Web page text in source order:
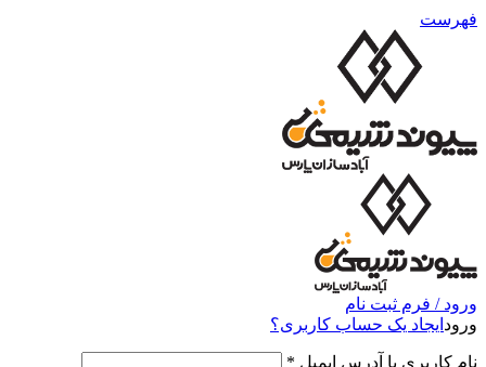
فهرست
ورود / فرم ثبت نام
ورود ایجاد یک حساب کاربری؟
نام کاربری یا آدرس ایمیل *